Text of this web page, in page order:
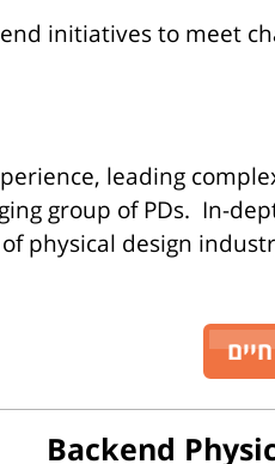
initiatives to meet
leading
group of PDs. In-
physical design